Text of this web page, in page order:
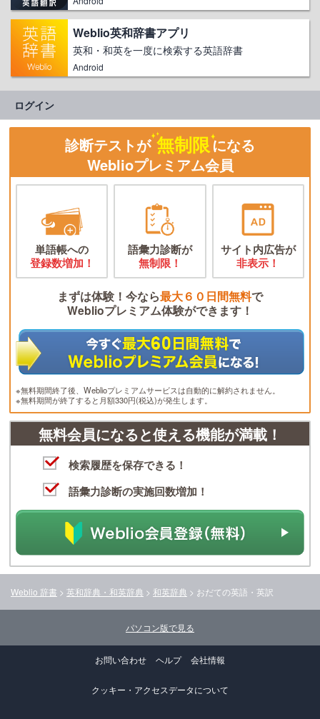
Weblio英和辞書アプリ
英和・和英を一度に検索する英語辞書
Android
ログイン
診断テストが 無制限になる
Weblioプレミアム会員
単語帳への
登録数増加！
語彙力診断が
無制限！
サイト内広告が
非表示！
まずは体験！今なら最大６０日間無料で
Weblioプレミアム体験ができます！
※無料期間終了後、Weblioプレミアムサービスは自動的に解約されません。
※無料期間が終了すると月額330円(税込)が発生します。
無料会員になると使える機能が満載！
検索履歴を保存できる！
語彙力診断の実施回数増加！
Weblio 辞書 > 英和辞典・和英辞典 > 和英辞典 > おだての英語・英訳
パソコン版で見る
お問い合わせ ヘルプ 会社情報
クッキー・アクセスデータについて